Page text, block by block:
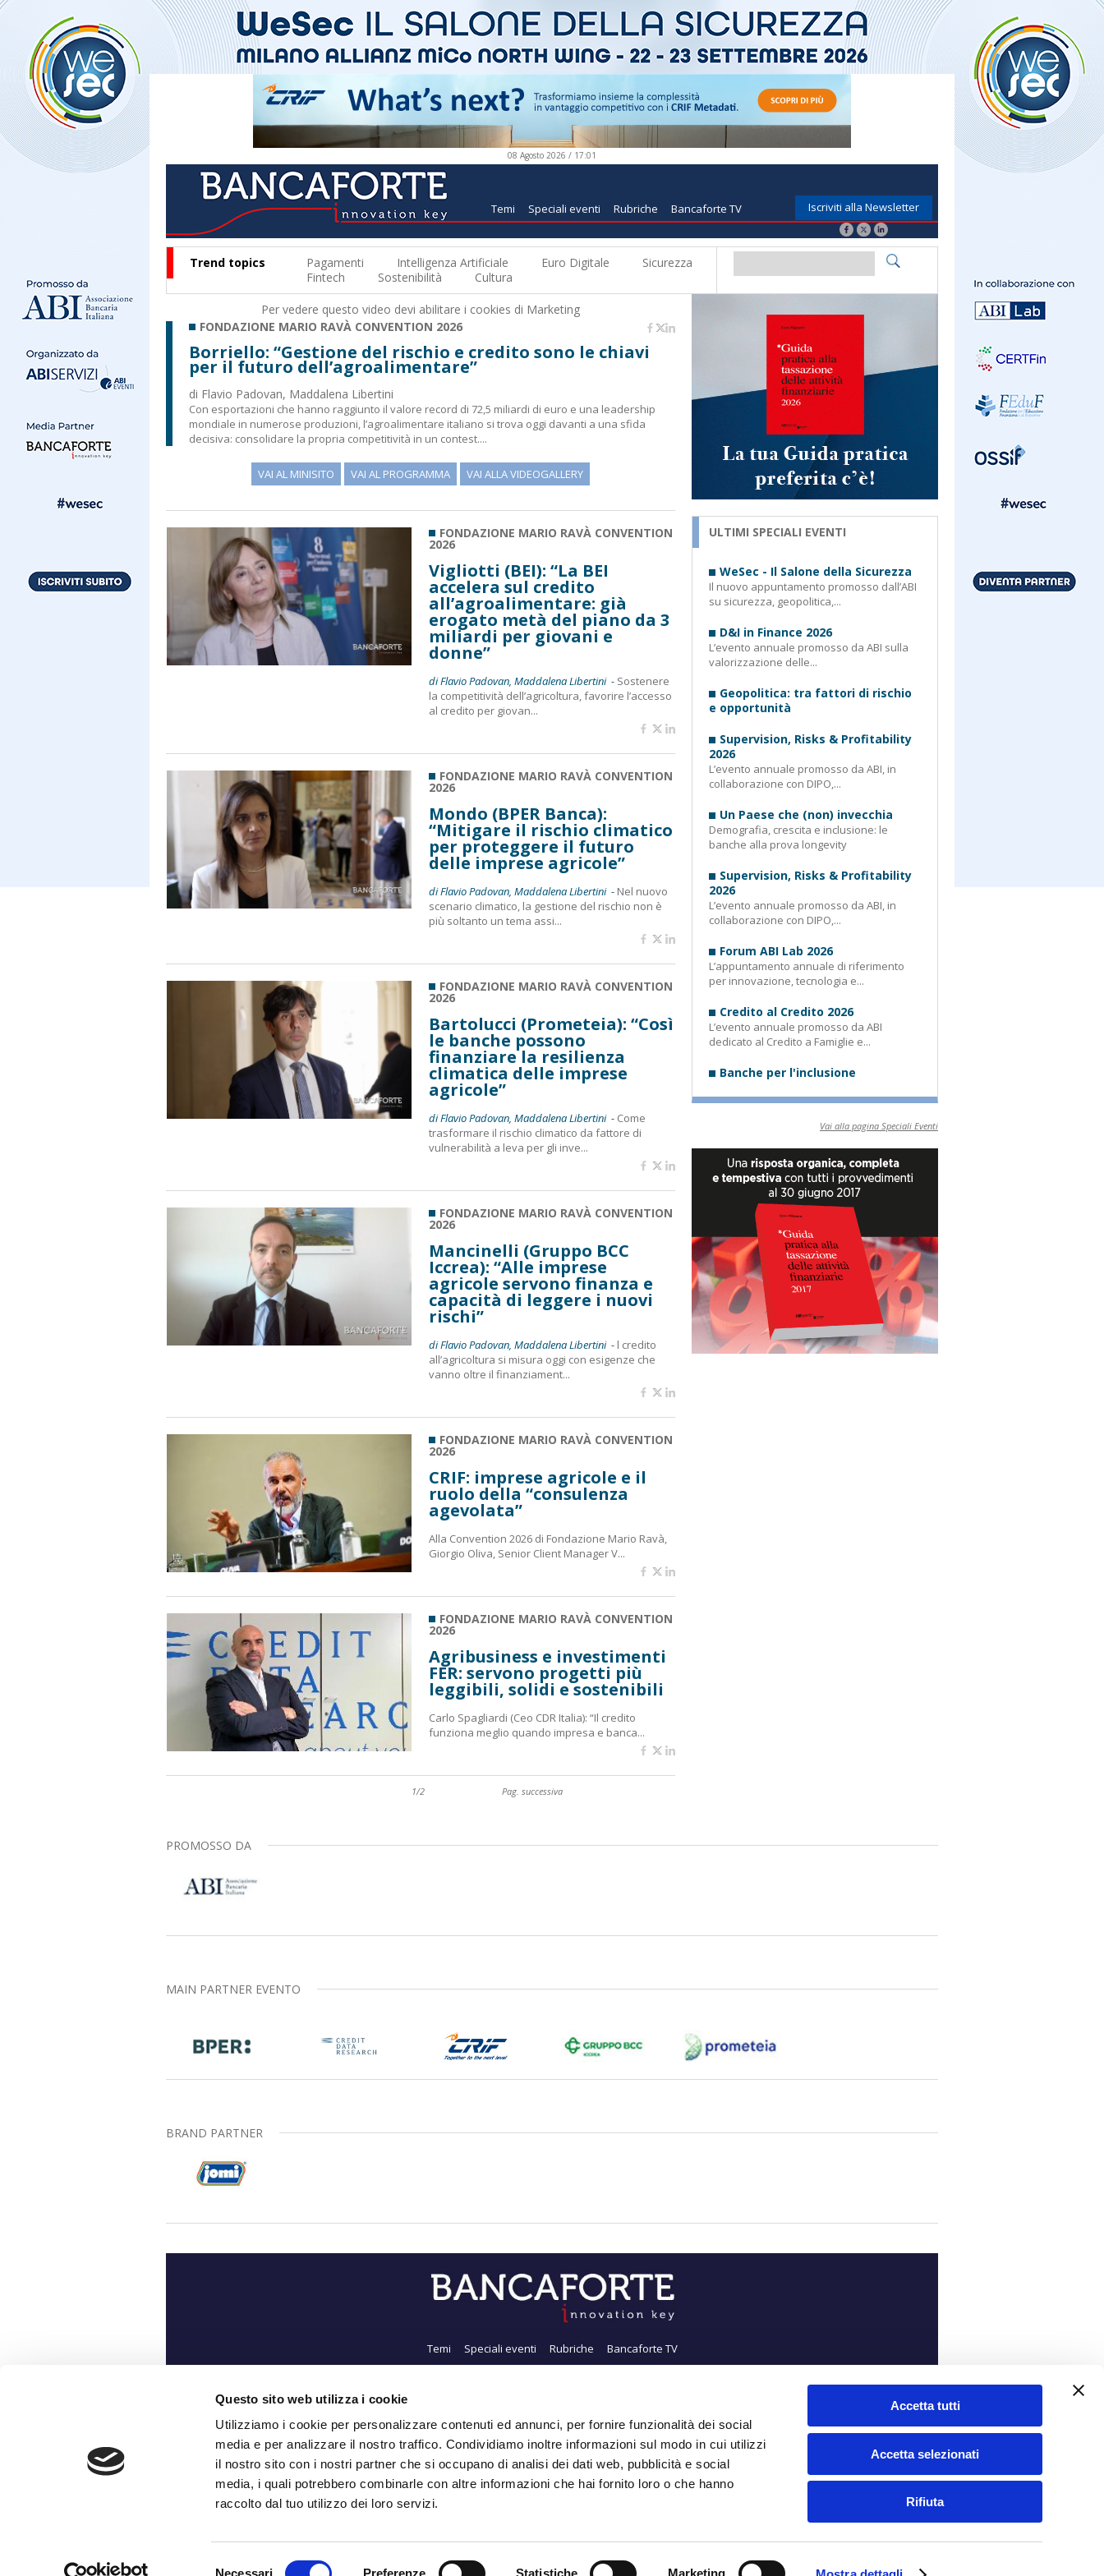
Questo sito web utilizza i cookie
Utilizziamo i cookie per personalizzare contenuti ed annunci, per fornire funzionalità dei social
media e per analizzare il nostro traffico. Condividiamo inoltre informazioni sul modo in cui utilizzi
il nostro sito con i nostri partner che si occupano di analisi dei dati web, pubblicità e social
media, i quali potrebbero combinarle con altre informazioni che hai fornito loro o che hanno
raccolto dal tuo utilizzo dei loro servizi.
Necessari Preferenze Statistiche Marketing
Accetta tutti
Accetta selezionati
Rifiuta
08 Agosto 2026 / 17:01
Temi Speciali eventi Rubriche Bancaforte TV Iscriviti alla Newsletter
Trend topics Pagamenti Intelligenza Artificiale Euro Digitale
Sicurezza
Fintech
Sostenibilità Cultura
Per vedere questo video devi abilitare i cookies di Marketing
FONDAZIONE MARIO RAVÀ CONVENTION 2026
Borriello: “Gestione del rischio e credito sono le chiavi
per il futuro dell’agroalimentare”
di Flavio Padovan, Maddalena Libertini
Con esportazioni che hanno raggiunto il valore record di 72,5 miliardi di euro e una leadership
mondiale in numerose produzioni, l’agroalimentare italiano si trova oggi davanti a una sfida
decisiva: consolidare la propria competitività in un contest....
VAI AL MINISITO VAI AL PROGRAMMA VAI ALLA VIDEOGALLERY
FONDAZIONE MARIO RAVÀ CONVENTION
2026
Vigliotti (BEI): “La BEI
accelera sul credito
all’agroalimentare: già
erogato metà del piano da 3
miliardi per giovani e
donne”
di Flavio Padovan, Maddalena Libertini - Sostenere
la competitività dell’agricoltura, favorire l’accesso
al credito per giovan...
FONDAZIONE MARIO RAVÀ CONVENTION
2026
Mondo (BPER Banca):
“Mitigare il rischio climatico
per proteggere il futuro
delle imprese agricole”
di Flavio Padovan, Maddalena Libertini - Nel nuovo
scenario climatico, la gestione del rischio non è
più soltanto un tema assi...
FONDAZIONE MARIO RAVÀ CONVENTION
2026
Bartolucci (Prometeia): “Così
le banche possono
finanziare la resilienza
climatica delle imprese
agricole”
di Flavio Padovan, Maddalena Libertini - Come
trasformare il rischio climatico da fattore di
vulnerabilità a leva per gli inve...
FONDAZIONE MARIO RAVÀ CONVENTION
2026
Mancinelli (Gruppo BCC
Iccrea): “Alle imprese
agricole servono finanza e
capacità di leggere i nuovi
rischi”
di Flavio Padovan, Maddalena Libertini - l credito
all’agricoltura si misura oggi con esigenze che
vanno oltre il finanziament...
FONDAZIONE MARIO RAVÀ CONVENTION
2026
CRIF: imprese agricole e il
ruolo della “consulenza
agevolata”
Alla Convention 2026 di Fondazione Mario Ravà,
Giorgio Oliva, Senior Client Manager V...
FONDAZIONE MARIO RAVÀ CONVENTION
2026
Agribusiness e investimenti
FER: servono progetti più
leggibili, solidi e sostenibili
Carlo Spagliardi (Ceo CDR Italia): “Il credito
funziona meglio quando impresa e banca...
1/2 Pag. successiva
ULTIMI SPECIALI EVENTI
WeSec - Il Salone della Sicurezza
Il nuovo appuntamento promosso dall’ABI
su sicurezza, geopolitica,...
D&I in Finance 2026
L’evento annuale promosso da ABI sulla
valorizzazione delle...
Geopolitica: tra fattori di rischio
e opportunità
Supervision, Risks & Profitability
2026
L’evento annuale promosso da ABI, in
collaborazione con DIPO,...
Un Paese che (non) invecchia
Demografia, crescita e inclusione: le
banche alla prova longevity
Supervision, Risks & Profitability
2026
L’evento annuale promosso da ABI, in
collaborazione con DIPO,...
Forum ABI Lab 2026
L’appuntamento annuale di riferimento
per innovazione, tecnologia e...
Credito al Credito 2026
L’evento annuale promosso da ABI
dedicato al Credito a Famiglie e...
Banche per l'inclusione
Vai alla pagina Speciali Eventi
PROMOSSO DA
MAIN PARTNER EVENTO
BRAND PARTNER
Temi Speciali eventi Rubriche Bancaforte TV
Chi siamo
Iscriviti alla Newsletter
Copyright ABIServizi S.p.A. 2026 P.Iva 00988761003.